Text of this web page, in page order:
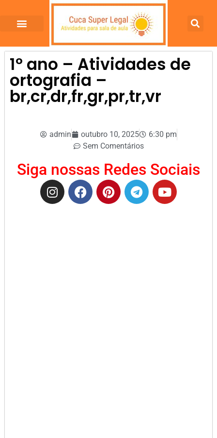
1º ano – Atividades de
ortografia –
br,cr,dr,fr,gr,pr,tr,vr
admin outubro 10, 2025
6:30 pm
Sem Comentários
Siga nossas Redes Sociais